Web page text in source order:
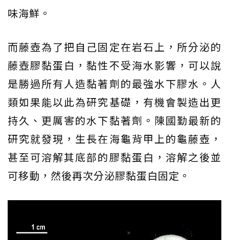
味海鮮。
而藤壺為了把自己固定在岩石上，所分泌的
藤壺膠黏蛋白，黏性不受海水影響，可以說
是勝過所有人造黏著劑的最強水下膠水。人
類如果能以此為研究基礎，有機會製造出更
持久、更厲害的水下黏著劑。陳國勤最新的
研究就發現，生長在海龜背甲上的龜藤壺，
甚至可溶解其底部的膠黏蛋白，溶解之後並
可移動，然後再次分泌膠黏蛋白固定。